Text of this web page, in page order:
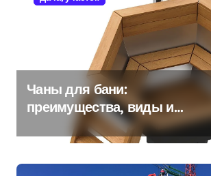
Чаны для бани:
преимущества, виды и
особенности использования